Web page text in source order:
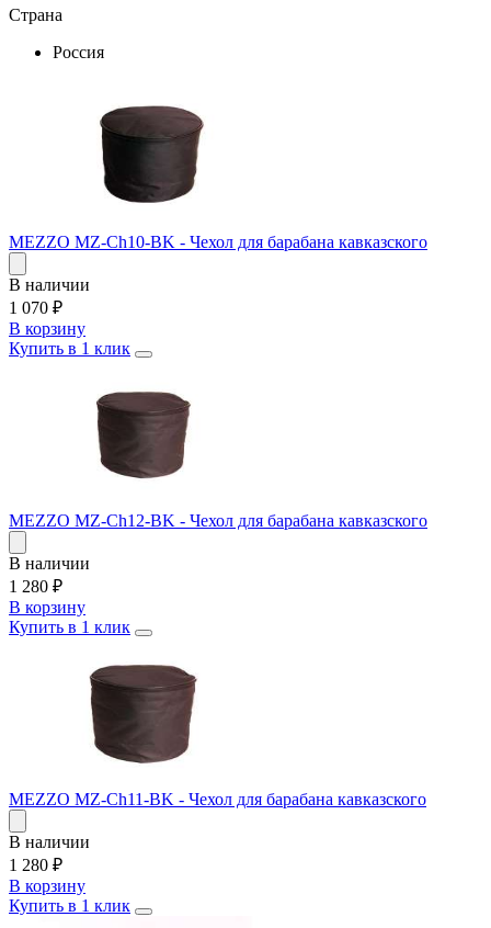
Страна
Россия
MEZZO MZ-Ch10-BK - Чехол для барабана кавказского
В наличии
1 070 ₽
В корзину
Купить в 1 клик
MEZZO MZ-Ch12-BK - Чехол для барабана кавказского
В наличии
1 280 ₽
В корзину
Купить в 1 клик
MEZZO MZ-Ch11-BK - Чехол для барабана кавказского
В наличии
1 280 ₽
В корзину
Купить в 1 клик